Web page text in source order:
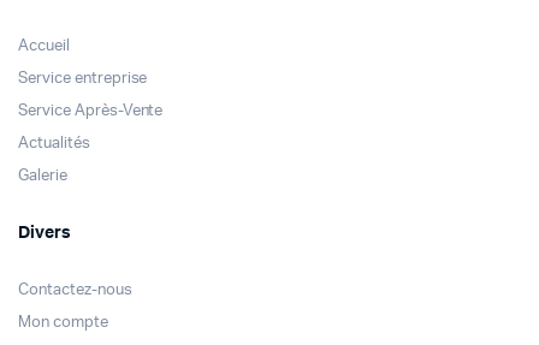
Accueil
Service entreprise
Service Après-Vente
Actualités
Galerie
Divers
Contactez-nous
Mon compte